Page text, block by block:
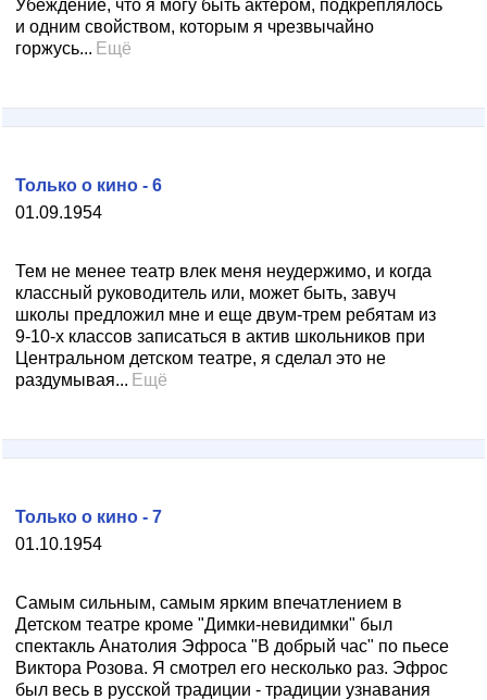
Убеждение, что я могу быть актером, подкреплялось
и одним свойством, которым я чрезвычайно
горжусь... Ещё
01.09.1954
Только о кино - 6
Тем не менее театр влек меня неудержимо, и когда
классный руководитель или, может быть, завуч
школы предложил мне и еще двум-трем ребятам из
9-10-х классов записаться в актив школьников при
Центральном детском театре, я сделал это не
раздумывая... Ещё
01.10.1954
Только о кино - 7
Самым сильным, самым ярким впечатлением в
Детском театре кроме "Димки-невидимки" был
спектакль Анатолия Эфроса "В добрый час" по пьесе
Виктора Розова. Я смотрел его несколько раз. Эфрос
был весь в русской традиции - традиции узнавания